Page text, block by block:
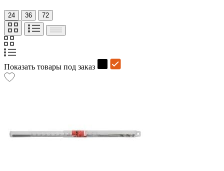
24 36 72
Показать товары под заказ